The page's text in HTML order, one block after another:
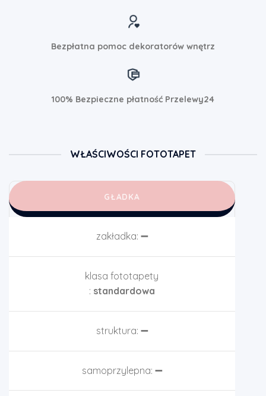
Bezpłatna pomoc dekoratorów wnętrz
100% Bezpieczne płatność Przelewy24
WŁAŚCIWOŚCI FOTOTAPET
GŁADKA
zakładka: ➖
klasa fototapety
: standardowa
struktura: ➖
samoprzylepna: ➖